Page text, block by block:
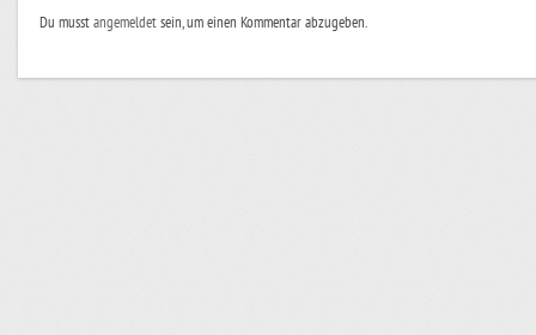
Du musstangemeldetsein, um einen Kommentar abzugeben.